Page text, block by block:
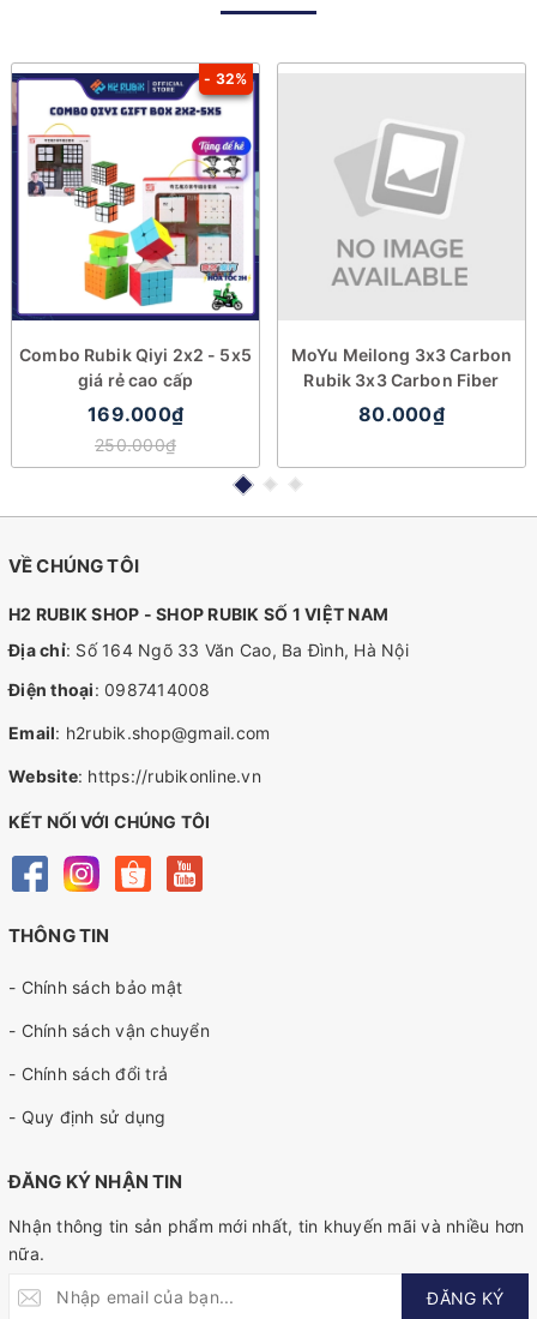
- 32%
Combo Rubik Qiyi 2x2 - 5x5
giá rẻ cao cấp
169.000₫
250.000₫
MoYu Meilong 3x3 Carbon
Rubik 3x3 Carbon Fiber
80.000₫
VỀ CHÚNG TÔI
H2 RUBIK SHOP - SHOP RUBIK SỐ 1 VIỆT NAM
Địa chỉ: Số 164 Ngõ 33 Văn Cao, Ba Đình, Hà Nội
Điện thoại: 0987414008
Email: h2rubik.shop@gmail.com
Website: https://rubikonline.vn
KẾT NỐI VỚI CHÚNG TÔI
THÔNG TIN
- Chính sách bảo mật
- Chính sách vận chuyển
- Chính sách đổi trả
- Quy định sử dụng
ĐĂNG KÝ NHẬN TIN
Nhận thông tin sản phẩm mới nhất, tin khuyến mãi và nhiều hơn
nữa.
ĐĂNG KÝ